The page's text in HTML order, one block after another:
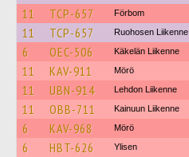
11 TCP-657 Förbom
11 TCP-657 Ruohosen Liikenne
6 OEC-506 Käkelän Liikenne
11 KAV-911 Mörö
11 UBN-914 Lehdon Liikenne
11 OBB-711 Kainuun Liikenne
6 KAV-968 Mörö
6 HBT-626 Ylisen